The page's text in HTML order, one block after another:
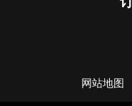
网站地图